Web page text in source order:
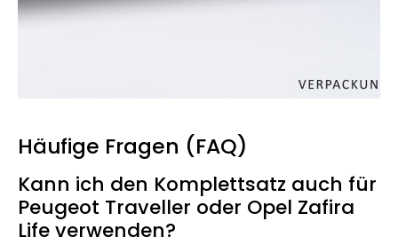
Häufige Fragen (FAQ)
Kann ich den Komplettsatz auch für
Peugeot Traveller oder Opel Zafira
Life verwenden?